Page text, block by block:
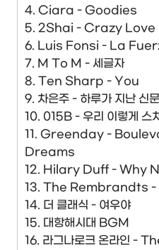
4. Ciara - Goodies
5. 2Shai - Crazy Love
6. Luis Fonsi - La
7. M To M - 세글자
8. Ten Sharp - You
9. 차은주 - 하루가 지난 신
10. 015B - 우리 이렇게 스
11. Greenday -
Dreams
12. Hilary Duff - Why
13. The Rembrandts
14. 더 클래식 - 여우야
15. 대항해시대 BGM
16. 라그나로크 온라인 -